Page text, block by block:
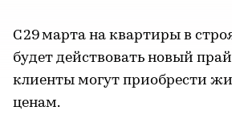
С 29 марта на квартиры в
будет действовать новый
клиенты могут приобрести
ценам.